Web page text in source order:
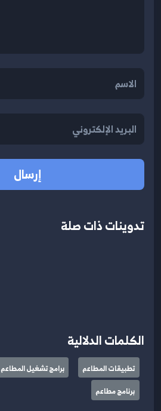
إرسال
تدوينات ذات صلة
الكلمات الدلالية
تطبيقات المطاعم برامج تشغيل المطاعم
برنامج مطاعم